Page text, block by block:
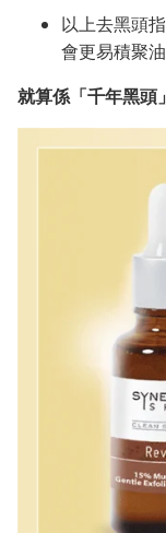
以上去黑頭
會更易積聚
就算係「千年黑頭